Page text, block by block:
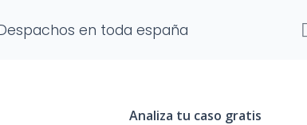
en toda españa
Analiza tu caso gratis